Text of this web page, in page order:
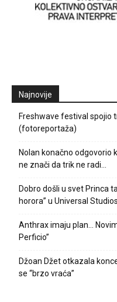
Najnovije
Freshwave festival spojio
(fotoreportaža)
Nolan konačno odgovorio
ne znači da trik ne radi…
Dobro došli u svet Princa
horora” u Universal Studios
Anthrax imaju plan…
Perficio”
Džoan Džet otkazala
se “brzo vraća”